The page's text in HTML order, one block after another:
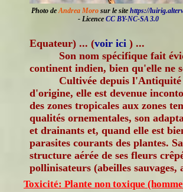
Photo deAndrea Morosur le site https://
- Licence CC BY-NC-SA 3.0
Equateur) ... (voir ici ) ...
Son nom spécifique fait
continent indien, bien qu'elle ne
Cultivée depuis l'Antiquité
d'origine, elle est devenue
des zones tropicales aux zones
qualités ornementales, son
et drainants et, quand elle est
parasites courants des plantes.
structure aérée de ses fleurs
pollinisateurs (abeilles
Toxicité: Plante non toxique